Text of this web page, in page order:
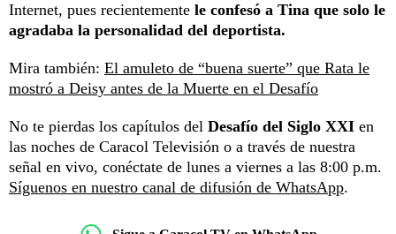
Internet, pues recientemente le confesó a Tina que solo le
agradaba la personalidad del deportista.
Mira también: El amuleto de “buena suerte” que Rata le
mostró a Deisy antes de la Muerte en el Desafío
No te pierdas los capítulos del Desafío del Siglo XXI en
las noches de Caracol Televisión o a través de nuestra
señal en vivo, conéctate de lunes a viernes a las 8:00 p.m.
Síguenos en nuestro canal de difusión de WhatsApp.